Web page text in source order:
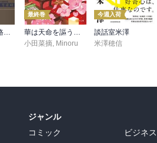
正義の枷 降格刑事2
最終巻
華は天命を謳う 莉国後宮女医伝 五
小田菜摘, Minoru
今週入荷
談話室米澤
米澤穂信
ジャンル
コミック
ビジネ